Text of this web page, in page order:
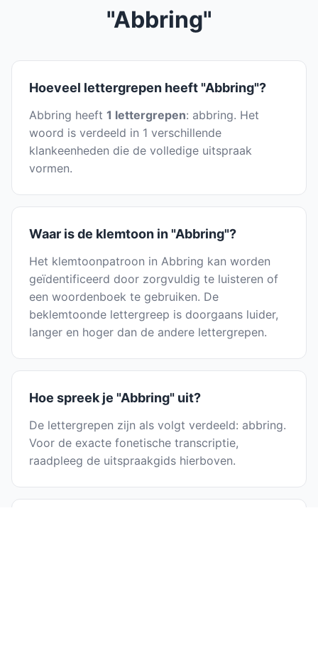
"Abbring"
Hoeveel lettergrepen heeft "Abbring"?
Abbring heeft 1 lettergrepen: abbring. Het
woord is verdeeld in 1 verschillende
klankeenheden die de volledige uitspraak
vormen.
Waar is de klemtoon in "Abbring"?
Het klemtoonpatroon in Abbring kan worden
geïdentificeerd door zorgvuldig te luisteren of
een woordenboek te gebruiken. De
beklemtoonde lettergreep is doorgaans luider,
langer en hoger dan de andere lettergrepen.
Hoe spreek je "Abbring" uit?
De lettergrepen zijn als volgt verdeeld: abbring.
Voor de exacte fonetische transcriptie,
raadpleeg de uitspraakgids hierboven.